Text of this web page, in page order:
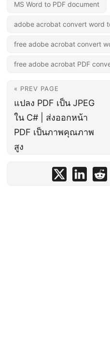
MS Word to PDF document
adobe acrobat convert word
free adobe acrobat convert
free adobe acrobat PDF
« PREV PAGE
แปลง PDF เป็น JPEG
ใน C# | ส่งออกหน้า
PDF เป็นภาพคุณภาพ
สูง